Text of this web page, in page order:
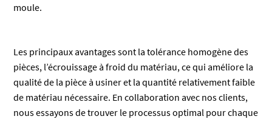
moule.
Les principaux avantages sont la tolérance homogène des
pièces, l’écrouissage à froid du matériau, ce qui améliore la
qualité de la pièce à usiner et la quantité relativement faible
de matériau nécessaire. En collaboration avec nos clients,
nous essayons de trouver le processus optimal pour chaque